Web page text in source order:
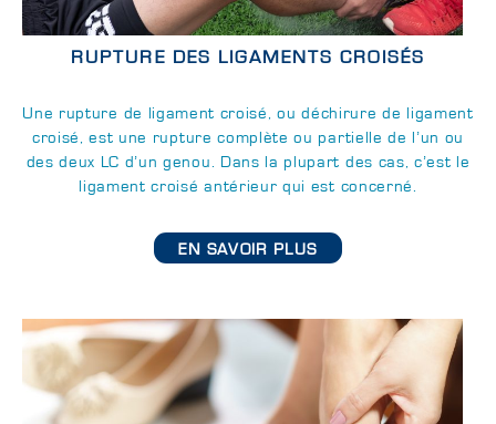
RUPTURE DES LIGAMENTS CROISÉS
Une rupture de ligament croisé, ou déchirure de ligament
croisé, est une rupture complète ou partielle de l’un ou
des deux LC d’un genou. Dans la plupart des cas, c’est le
ligament croisé antérieur qui est concerné.
EN SAVOIR PLUS